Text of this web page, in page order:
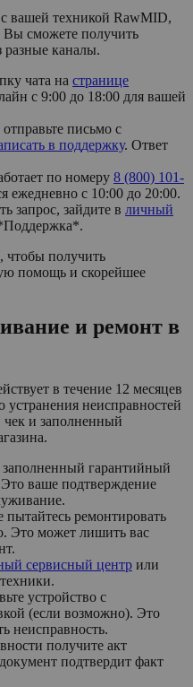
вашей техникой RawMID,
Вы сможете получить
разные каналы.
чата на странице
с 9:00 до 18:00 для вашей
письмо с
в поддержку. Ответ
по номеру 8 (800) 101-
ежедневно с 10:00 до 20:00.
запрос, зайдите в личный
чтобы получить
помощь и скорейшее
и ремонт в
в течение 12 месяцев
неисправностей
чек и заполненный
гарантийный
ваше подтверждение
ремонтировать
Это может лишить вас
сервисный центр или
устройство с
(если возможно). Это
неисправность.
получите акт
подтвердит факт